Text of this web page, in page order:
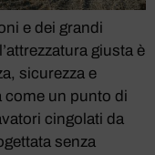
e dei grandi
giusta è
sicurezza e
come un punto di
cingolati da
senza